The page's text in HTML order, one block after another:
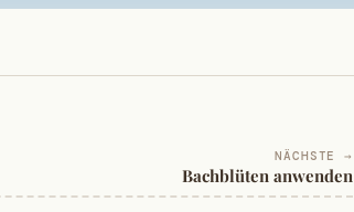
NÄCHSTE →
Bachblüten anwenden